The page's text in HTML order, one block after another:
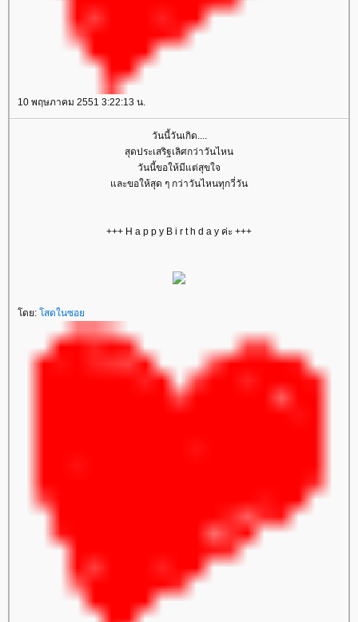
10 พฤษภาคม 2551 3:22:13 น.
วันนี้วันเกิด....
สุดประเสริฐเลิศกว่าวันไหน
วันนี้ขอให้มีแต่สุขใจ
และขอให้สุด ๆ กว่าวันไหนทุกวี่วัน
+++ H a p p y B i r t h d a y ค่ะ +++
โดย: โสดในซอย